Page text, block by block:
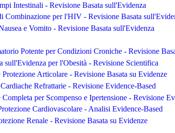
Intestinali - Revisione Basata sull'Evidenza
Combinazione per l'HIV - Revisione Basata
e Vomito - Revisione Basata sull'Evidenza
Potente per Condizioni Croniche - Revisione
sull'Evidenza per l'Obesità - Revisione Scientifica
Articolare - Revisione Basata su Evidenze
Refrattarie - Revisione Evidence-Based
per Scompenso e Ipertensione - Revisione
Cardiovascolare - Analisi Evidence-Based
Renale - Revisione Basata su Evidenze